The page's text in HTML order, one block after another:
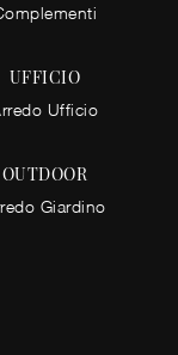
UFFICIO
Ufficio
OUTDOOR
Giardino